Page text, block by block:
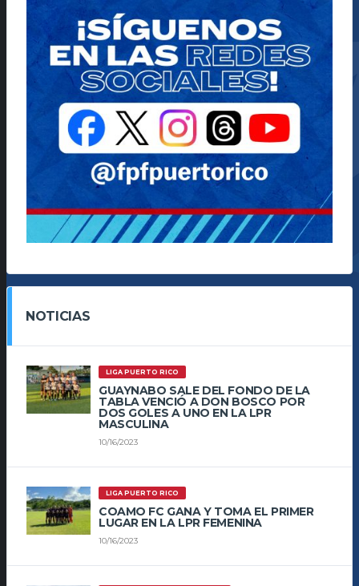
NOTICIAS
LIGA PUERTO RICO
GUAYNABO SALE DEL FONDO DE LA
TABLA VENCIÓ A DON BOSCO POR
DOS GOLES A UNO EN LA LPR
MASCULINA
10/16/2023
LIGA PUERTO RICO
COAMO FC GANA Y TOMA EL PRIMER
LUGAR EN LA LPR FEMENINA
10/16/2023